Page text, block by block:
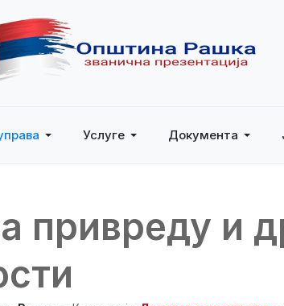
Услуге Документа
привреду и